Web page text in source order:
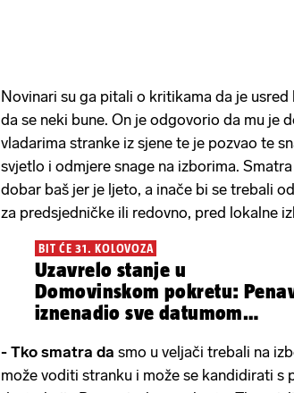
Novinari su ga pitali o kritikama da je
da se neki bune. On je odgovorio da mu je
vladarima stranke iz sjene te je pozvao te
svjetlo i odmjere snage na izborima.
dobar baš jer je ljeto, a inače bi se trebali
za predsjedničke ili redovno, pred lokalne
BIT ĆE 31. KOLOVOZA
Uzavrelo stanje u
Domovinskom pokretu:
iznenadio sve datumom
- Tko smatra da smo u veljači trebali na
može voditi stranku i može se kandidirati s